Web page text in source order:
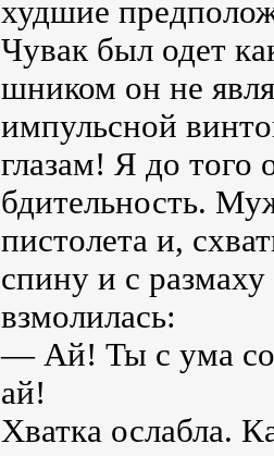
худшие
Чувак был одет
шником он не
импульсной
глазам! Я до того
бдительность.
пистолета и,
спину и с
взмолилась:
— Ай! Ты с ума
ай!
Хватка ослабла.